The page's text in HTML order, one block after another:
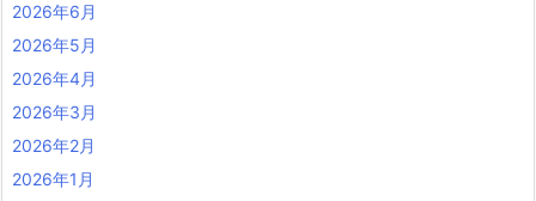
2026年6月
2026年5月
2026年4月
2026年3月
2026年2月
2026年1月